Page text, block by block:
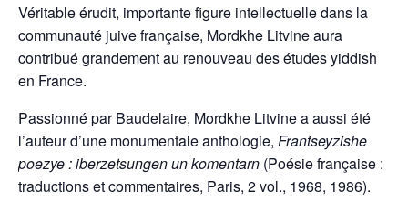
Véritable érudit, importante figure intellectuelle dans la
communauté juive française, Mordkhe Litvine aura
contribué grandement au renouveau des études yiddish
en France.
Passionné par Baudelaire, Mordkhe Litvine a aussi été
l’auteur d’une monumentale anthologie, Frantseyzishe
poezye : iberzetsungen un komentarn (Poésie française :
traductions et commentaires, Paris, 2 vol., 1968, 1986).